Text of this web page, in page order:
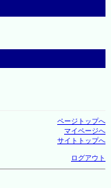
ページトップへ
マイページへ
サイトトップへ
ログアウト